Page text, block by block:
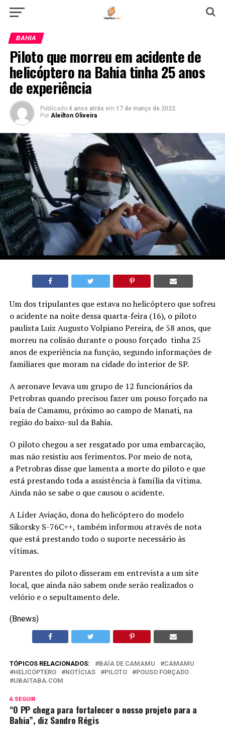
BAHIA
Piloto que morreu em acidente de
helicóptero na Bahia tinha 25 anos
de experiência
Publicado 4 anos atrás em 17 de março de 2022
Por Aleilton Oliveira
Um dos tripulantes que estava no helicóptero que sofreu
o acidente na noite dessa quarta-feira (16), o piloto
paulista Luiz Augusto Volpiano Pereira, de 58 anos, que
morreu na colisão durante o pouso forçado tinha 25
anos de experiência na função, segundo informações de
familiares que moram na cidade do interior de SP.
A aeronave levava um grupo de 12 funcionários da
Petrobras quando precisou fazer um pouso forçado na
baía de Camamu, próximo ao campo de Manati, na
região do baixo-sul da Bahia.
O piloto chegou a ser resgatado por uma embarcação,
mas não resistiu aos ferimentos. Por meio de nota,
a Petrobras disse que lamenta a morte do piloto e que
está prestando toda a assistência à família da vítima.
Ainda não se sabe o que causou o acidente.
A Líder Aviação, dona do helicóptero do modelo
Sikorsky S-76C++, também informou através de nota
que está prestando todo o suporte necessário às
vítimas.
Parentes do piloto disseram em entrevista a um site
local, que ainda não sabem onde serão realizados o
velório e o sepultamento dele.
(Bnews)
TÓPICOS RELACIONADOS: BAÍA DE CAMAMU
CAMAMU
HELICÓPTERO
NOTÍCIAS PILOTO
POUSO FORÇADO
UBAITABA.COM
A SEGUIR
“O PP chega para fortalecer o nosso projeto para a
Bahia”, diz Sandro Régis